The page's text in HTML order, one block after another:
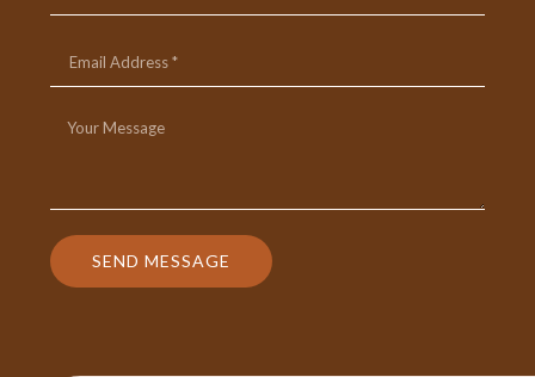
SEND MESSAGE